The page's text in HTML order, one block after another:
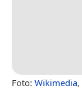
Foto: Wikimedia,